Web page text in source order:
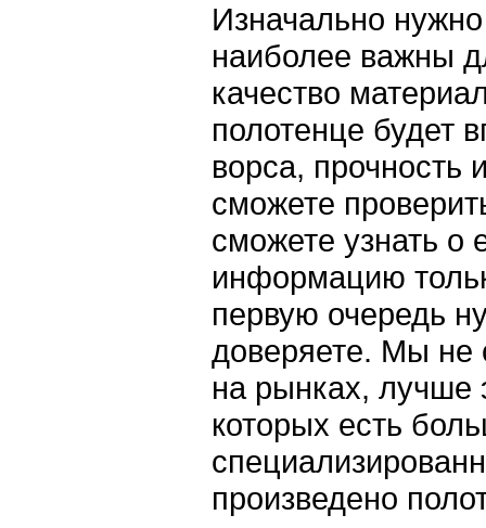
Изначально
наиболее важны
качество
полотенце будет
ворса, прочность
сможете
сможете узнать о
информацию
первую очередь
доверяете. Мы не
на рынках, лучше
которых есть
произведено